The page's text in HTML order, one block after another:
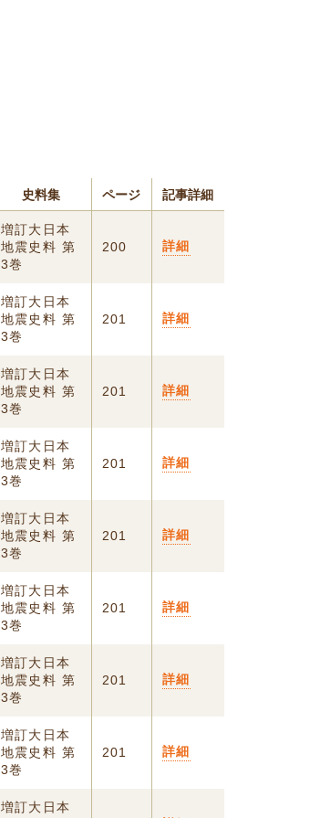
史料集 ページ 記事詳細
増訂大日本
地震史料 第
3巻
200 詳細
増訂大日本
地震史料 第
3巻
201 詳細
増訂大日本
地震史料 第
3巻
201 詳細
増訂大日本
地震史料 第
3巻
201 詳細
増訂大日本
地震史料 第
3巻
201 詳細
増訂大日本
地震史料 第
3巻
201 詳細
増訂大日本
地震史料 第
3巻
201 詳細
増訂大日本
地震史料 第
3巻
201 詳細
増訂大日本